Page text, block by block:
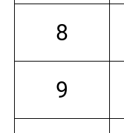
8
9